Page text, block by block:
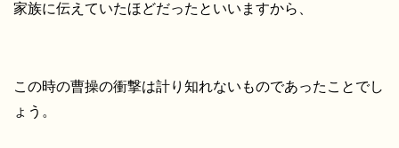
家族に伝えていたほどだったといいますから、
この時の曹操の衝撃は計り知れないものであったことでし
ょう。